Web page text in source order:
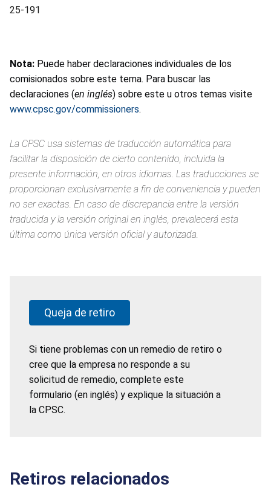
25-191
Nota: Puede haber declaraciones individuales de los
comisionados sobre este tema. Para buscar las
declaraciones (en inglés) sobre este u otros temas visite
www.cpsc.gov/commissioners.
La CPSC usa sistemas de traducción automática para
facilitar la disposición de cierto contenido, incluida la
presente información, en otros idiomas. Las traducciones se
proporcionan exclusivamente a fin de conveniencia y pueden
no ser exactas. En caso de discrepancia entre la versión
traducida y la versión original en inglés, prevalecerá esta
última como única versión oficial y autorizada.
Queja de retiro
Si tiene problemas con un remedio de retiro o
cree que la empresa no responde a su
solicitud de remedio, complete este
formulario (en inglés) y explique la situación a
la CPSC.
Retiros relacionados